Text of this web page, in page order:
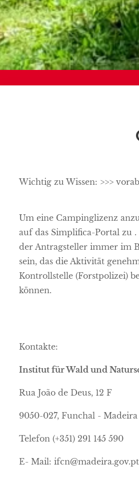
Wichtig zu Wissen: >>>
Um eine Campinglizenz
auf das Simplifica-Portal zu
der Antragsteller immer im
sein, das die Aktivität
Kontrollstelle (Forstpolizei)
können.
Kontakte:
Institut für Wald und
Rua João de Deus, 12 F
9050-027, Funchal - Madeira
Telefon (+351) 291 145 590
E- Mail: ifcn@madeira.gov.pt